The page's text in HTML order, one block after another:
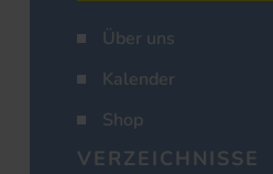
Über uns
Kalender
Shop
VERZEICHNISSE